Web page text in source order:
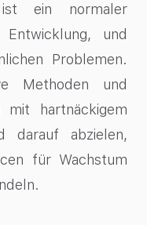
ein normaler
und
Problemen.
Methoden und
mit hartnäckigem
darauf abzielen,
für Wachstum